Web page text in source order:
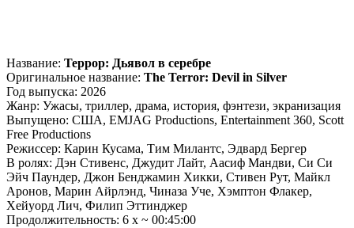
Название: Террор: Дьявол в серебре
Оригинальное название: The Terror: Devil in Silver
Год выпуска: 2026
Жанр: Ужасы, триллер, драма, история, фэнтези, экранизация
Выпущено: США, EMJAG Productions, Entertainment 360, Scott
Free Productions
Режиссер: Карин Кусама, Тим Милантс, Эдвард Бергер
В ролях: Дэн Стивенс, Джудит Лайт, Аасиф Мандви, Си Си
Эйч Паундер, Джон Бенджамин Хикки, Стивен Рут, Майкл
Аронов, Марин Айрлэнд, Чиназа Уче, Хэмптон Флакер,
Хейуорд Лич, Филип Эттинджер
Продолжительность: 6 x ~ 00:45:00